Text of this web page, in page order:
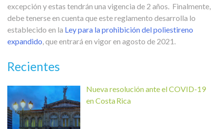
excepción y estas tendrán una vigencia de 2 años. Finalmente,
debe tenerse en cuenta que este reglamento desarrolla lo
establecido en la Ley para la prohibición del poliestireno
expandido, que entrará en vigor en agosto de 2021.
Recientes
Nueva resolución ante el COVID-19
en Costa Rica